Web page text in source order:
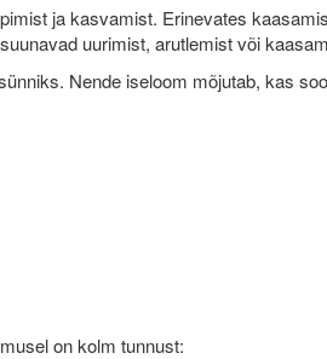
ja kasvamist. Erinevates
uurimist, arutlemist või
Nende iseloom mõjutab, kas
on kolm tunnust: